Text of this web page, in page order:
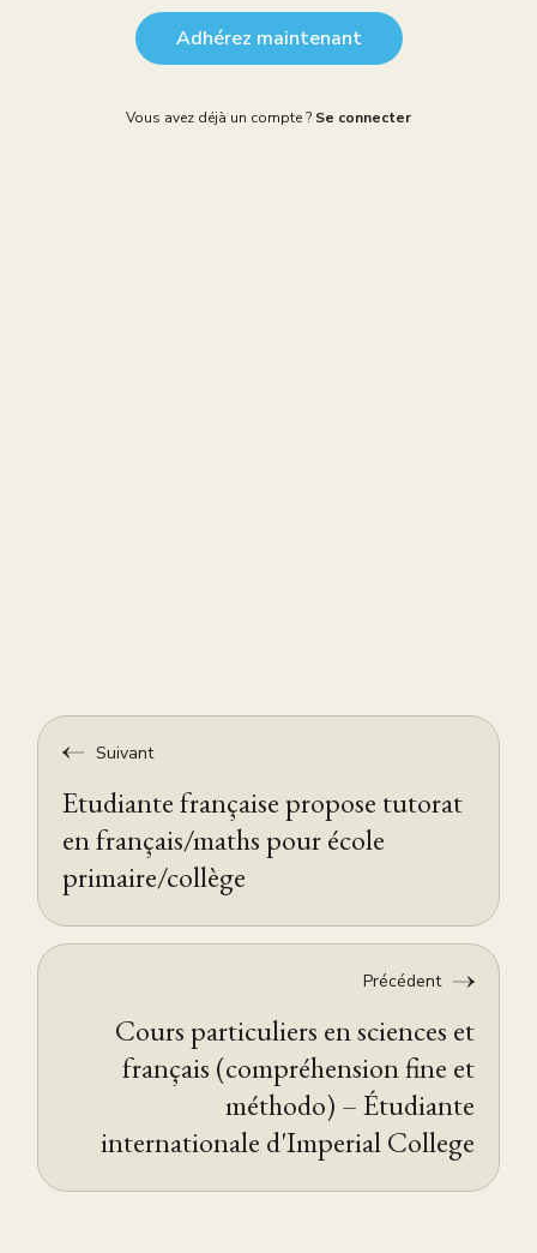
Adhérez maintenant
Vous avez déjà un compte ? Se connecter
Suivant
Etudiante française propose tutorat
en français/maths pour école
primaire/collège
Précédent
Cours particuliers en sciences et
français (compréhension fine et
méthodo) – Étudiante
internationale d'Imperial College